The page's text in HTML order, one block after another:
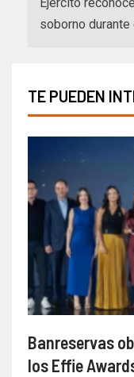
Ejército
soborno
TE PUEDEN
Banreservas
los Effie